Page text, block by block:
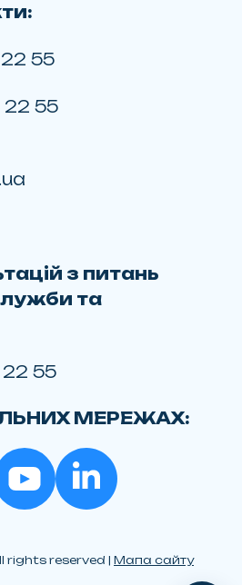
55
22 55
з питань
та
22 55
МЕРЕЖАХ:
rights reserved | Мапа сайту